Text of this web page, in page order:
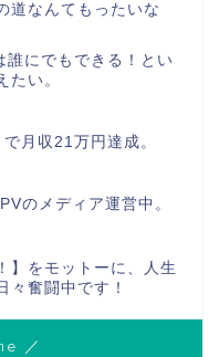
道なんてもったいな
にでもできる！とい
たい。
月収21万円達成。
のメディア運営中。
】をモットーに、人生
々奮闘中です！
／